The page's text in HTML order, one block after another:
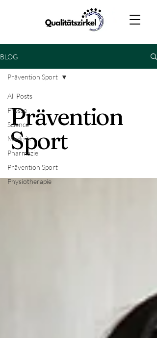
BLOG
All Posts
Presse
Science
Medizin
Pharmazie
Prävention Sport
Physiotherapie
Prävention Sport
Prävention
Sport